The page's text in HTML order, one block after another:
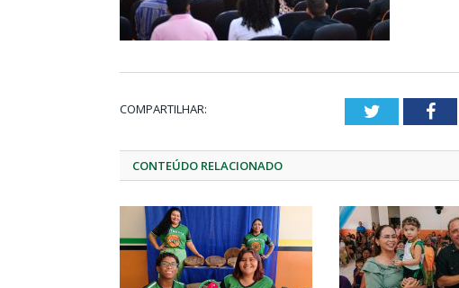
COMPARTILHAR: Twitter
CONTEÚDO RELACIONADO